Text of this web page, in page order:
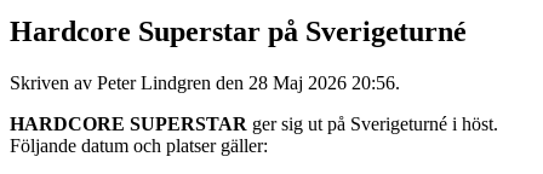
Hardcore Superstar på Sverigeturné
Skriven av Peter Lindgren den 28 Maj 2026 20:56.
HARDCORE SUPERSTAR ger sig ut på Sverigeturné i höst.
Följande datum och platser gäller: